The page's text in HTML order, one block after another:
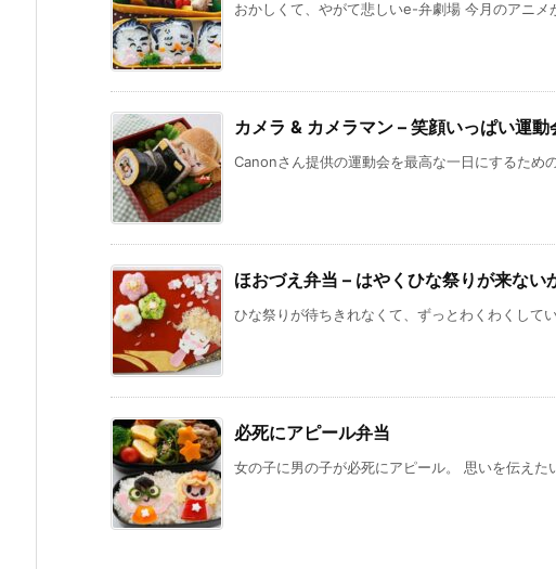
おかしくて、やがて悲しいe-弁劇場 今月のアニ
カメラ & カメラマン – 笑顔いっぱい運動
Canonさん提供の運動会を最高な一日にするため
ほおづえ弁当 – はやくひな祭りが来ない
ひな祭りが待ちきれなくて、ずっとわくわくして
必死にアピール弁当
女の子に男の子が必死にアピール。 思いを伝え